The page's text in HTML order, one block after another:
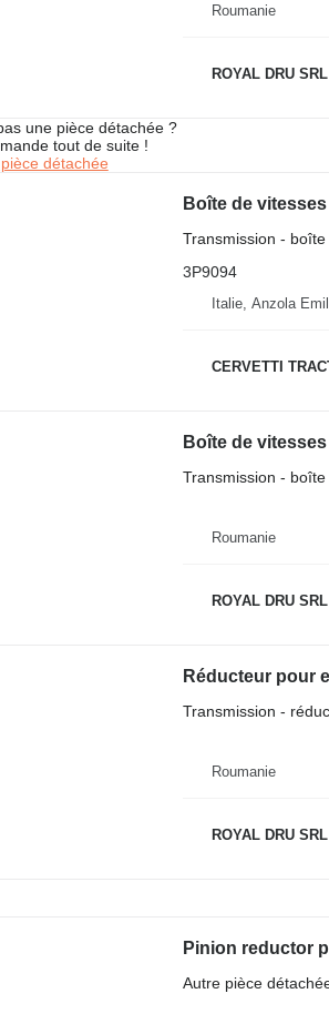
Roumanie
ROYAL DRU SRL
une pièce détachée ?
tout de suite !
détachée
Transmission -
3P9094
Italie, Anzola
CERVETTI
Boîte de
Transmission -
Roumanie
ROYAL DRU SRL
Réducteur pour
Transmission -
Roumanie
ROYAL DRU SRL
Pinion reductor
Autre pièce